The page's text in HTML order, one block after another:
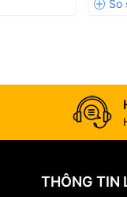
THÔNG TIN